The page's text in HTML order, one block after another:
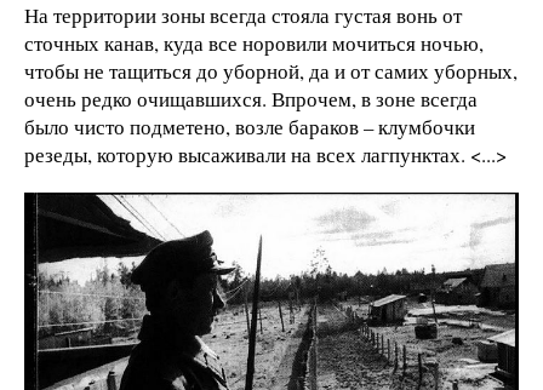
На территории зоны всегда стояла густая вонь от
сточных канав, куда все норовили мочиться ночью,
чтобы не тащиться до уборной, да и от самих уборных,
очень редко очищавшихся. Впрочем, в зоне всегда
было чисто подметено, возле бараков – клумбочки
резеды, которую высаживали на всех лагпунктах. <...>